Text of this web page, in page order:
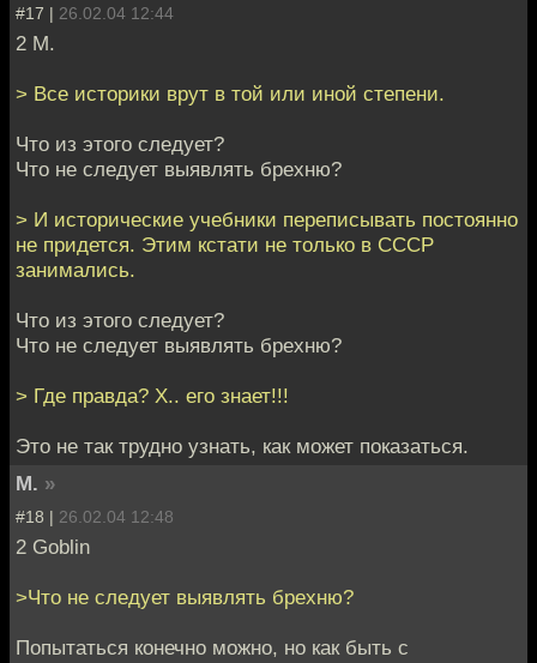
#17 | 26.02.04 12:44
2 M.
> Все историки врут в той или иной степени.
Что из этого следует?
Что не следует выявлять брехню?
> И исторические учебники переписывать постоянно
не придется. Этим кстати не только в СССР
занимались.
Что из этого следует?
Что не следует выявлять брехню?
> Где правда? Х.. его знает!!!
Это не так трудно узнать, как может показаться.
М. »
#18 | 26.02.04 12:48
2 Goblin
>Что не следует выявлять брехню?
Попытаться конечно можно, но как быть с